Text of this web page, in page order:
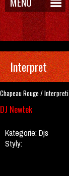
Interpret
Chapeau Rouge /Interpreti
DJ Newtek
Kategorie:Djs
Styly: